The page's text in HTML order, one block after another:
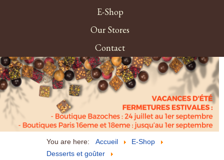
E-Shop
Our Stores
Contact
You are here: Accueil
E-Shop
Desserts et goûter